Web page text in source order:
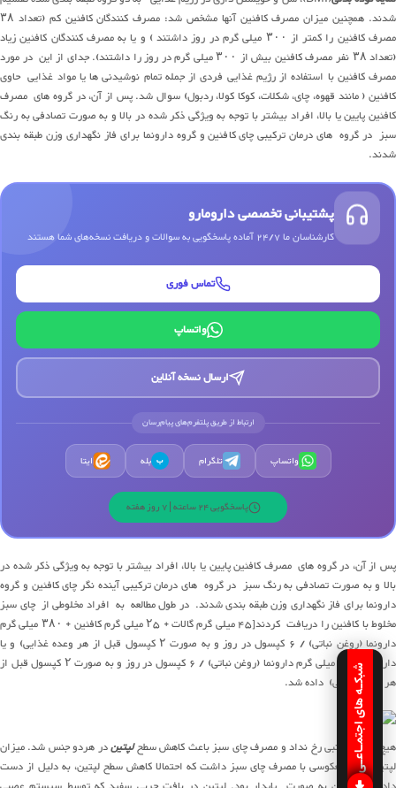
شدند. همچنین میزان مصرف کافئین آنها مشخص شد: مصرف کنندگان کافئین کم (تعداد ۳۸
مصرف کافئین را کمتر از ۳۰۰ میلی گرم در روز داشتند ) و یا به مصرف کنندگان کافئین زیاد
(تعداد ۳۸ نفر مصرف کافئین بیش از ۳۰۰ میلی گرم در روز را داشتند). جدای از این در مورد
مصرف کافئین با استفاده از رژیم غذایی فردی از جمله تمام نوشیدنی ها یا مواد غذایی حاوی
کافئین ( مانند قهوه، چای، شکلات، کوکا کولا، ردبول) سوال شد. پس از آن، در گروه های مصرف
کافئین پایین یا بالا، افراد بیشتر با توجه به ویژگی ذکر شده در بالا و به صورت تصادفی به رنگ
سبز در گروه های درمان ترکیبی چای کافئین و گروه دارونما برای فاز نگهداری وزن طبقه بندی
شدند.
پشتیبانی تخصصی دارومارو
کارشناسان ما 24/7 آماده پاسخگویی به سوالات و دریافت نسخه‌های شما هستند
تماس فوری
واتساپ
ارسال نسخه آنلاین
ارتباط از طریق پلتفرم‌های پیام‌رسان
واتساپ تلگرام ب بله ایتا
پاسخگویی 24 ساعته | 7 روز هفته
پس از آن، در گروه های مصرف کافئین پایین یا بالا، افراد بیشتر با توجه به ویژگی ذکر شده در
بالا و به صورت تصادفی به رنگ سبز در گروه های درمان ترکیبی آینده نگر چای کافئین و گروه
دارونما برای فاز نگهداری وزن طبقه بندی شدند. در طول مطالعه به افراد مخلوطی از چای سبز
مخلوط با کافئین را دریافت کردند[۴۵ میلی گرم گالات + ۲۵ میلی گرم کافئین + ۳۸۰ میلی گرم
دارونما (روغن نباتی) / ۶ کپسول در روز و به صورت ۲ کپسول قبل از هر وعده غذایی) و یا
دارونما [۴۵۰ میلی گرم دارونما (روغن نباتی) / ۶ کپسول در روز و به صورت ۲ کپسول قبل از
هر وعده غذایی) داده شد.
هیچ عارضه جانبی رخ نداد و مصرف چای سبز باعث کاهش سطحلپتیندر هردو جنس شد. میزان
لپتین رابطه معکوسی با مصرف چای سبز داشت که احتمالا کاهش سطح لپتین، به دلیل از دست
شبکـه های اجتمـاعـی